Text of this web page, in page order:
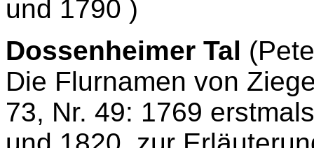
und 1790 )
Dossenheimer Tal
Die Flurnamen von
73, Nr. 49: 1769